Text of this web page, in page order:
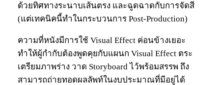
ด้วยทิศทางระนาบเส้นตรง และฉูดฉาดกับการจัดสี
(แต่เทคนิคนี้ทำในกระบวนการ Post-Production)
ความที่หนังมีการใช้ Visual Effect ค่อนข้างเยอะ
ทำให้ผู้กำกับต้องพูดคุยกับแผนก Visual Effect ตระ
เตรียมภาพร่าง วาด Storyboard ไว้พร้อมสรรพ ถึง
สามารถถ่ายทอดผลลัพท์ในงบประมาณที่มีอยู่ได้